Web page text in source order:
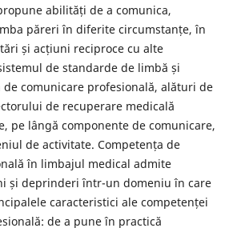
abilități de a comunica,
păreri în diferite circumstanțe, în
și acțiuni reciproce cu alte
de standarde de limbă și
comunicare profesională, alături de
de recuperare medicală
pe lângă componente de comunicare,
de activitate. Competența de
în limbajul medical admite
și deprinderi ȋntr-un domeniu în care
caracteristici ale competenței
de a pune în practică